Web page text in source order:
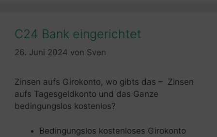
C24 Bank eingerichtet
26. Juni 2024 von Sven
Zinsen aufs Girokonto, wo gibts das – Zinsen
aufs Tagesgeldkonto und das Ganze
bedingungslos kostenlos?
Bedingungslos kostenloses Girokonto